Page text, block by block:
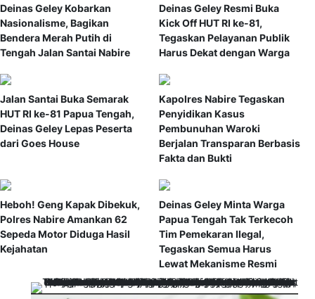
Deinas Geley Kobarkan
Nasionalisme, Bagikan
Bendera Merah Putih di
Tengah Jalan Santai Nabire
Deinas Geley Resmi Buka
Kick Off HUT RI ke-81,
Tegaskan Pelayanan Publik
Harus Dekat dengan Warga
Jalan Santai Buka Semarak
HUT RI ke-81 Papua Tengah,
Deinas Geley Lepas Peserta
dari Goes House
Kapolres Nabire Tegaskan
Penyidikan Kasus
Pembunuhan Waroki
Berjalan Transparan Berbasis
Fakta dan Bukti
Heboh! Geng Kapak Dibekuk,
Polres Nabire Amankan 62
Sepeda Motor Diduga Hasil
Kejahatan
Deinas Geley Minta Warga
Papua Tengah Tak Terkecoh
Tim Pemekaran Ilegal,
Tegaskan Semua Harus
Lewat Mekanisme Resmi